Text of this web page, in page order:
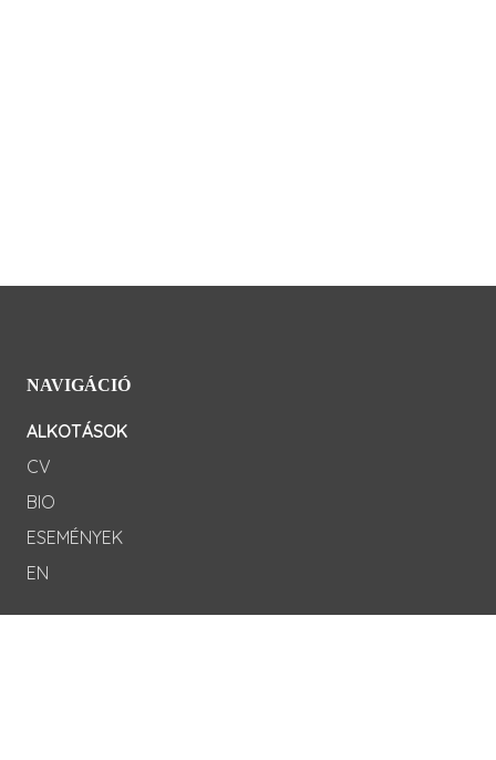
NAVIGÁCIÓ
ALKOTÁSOK
CV
BIO
ESEMÉNYEK
EN